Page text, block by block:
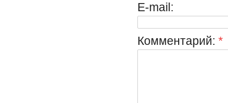
E-mail:
Комментарий: *